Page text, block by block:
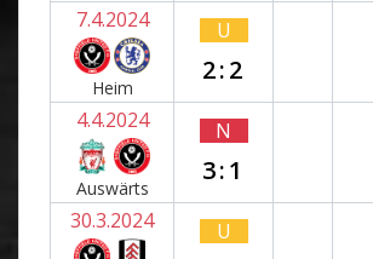
7.4.2024
Heim
U
2:2
4.4.2024
Auswärts
N
3:1
30.3.2024 U